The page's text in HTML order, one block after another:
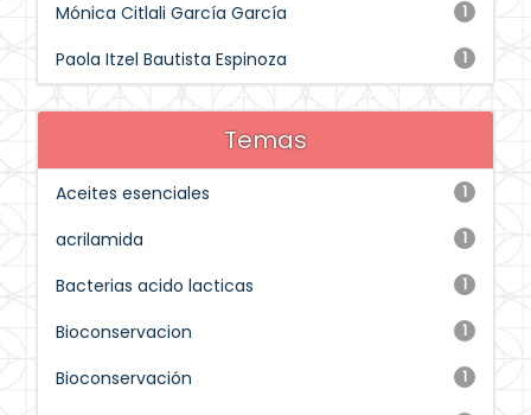
1
Mónica Citlali García García
1
Paola Itzel Bautista Espinoza
Temas
1
Aceites esenciales
1
acrilamida
1
Bacterias acido lacticas
1
Bioconservacion
1
Bioconservación